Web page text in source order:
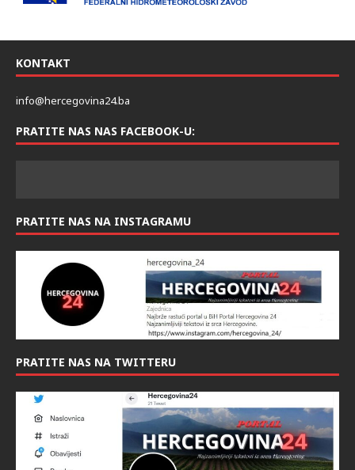
KONTAKT
info@hercegovina24.ba
PRATITE NAS NAS FACEBOOK-U:
PRATITE NAS NA INSTAGRAMU
PRATITE NAS NA TWITTERU